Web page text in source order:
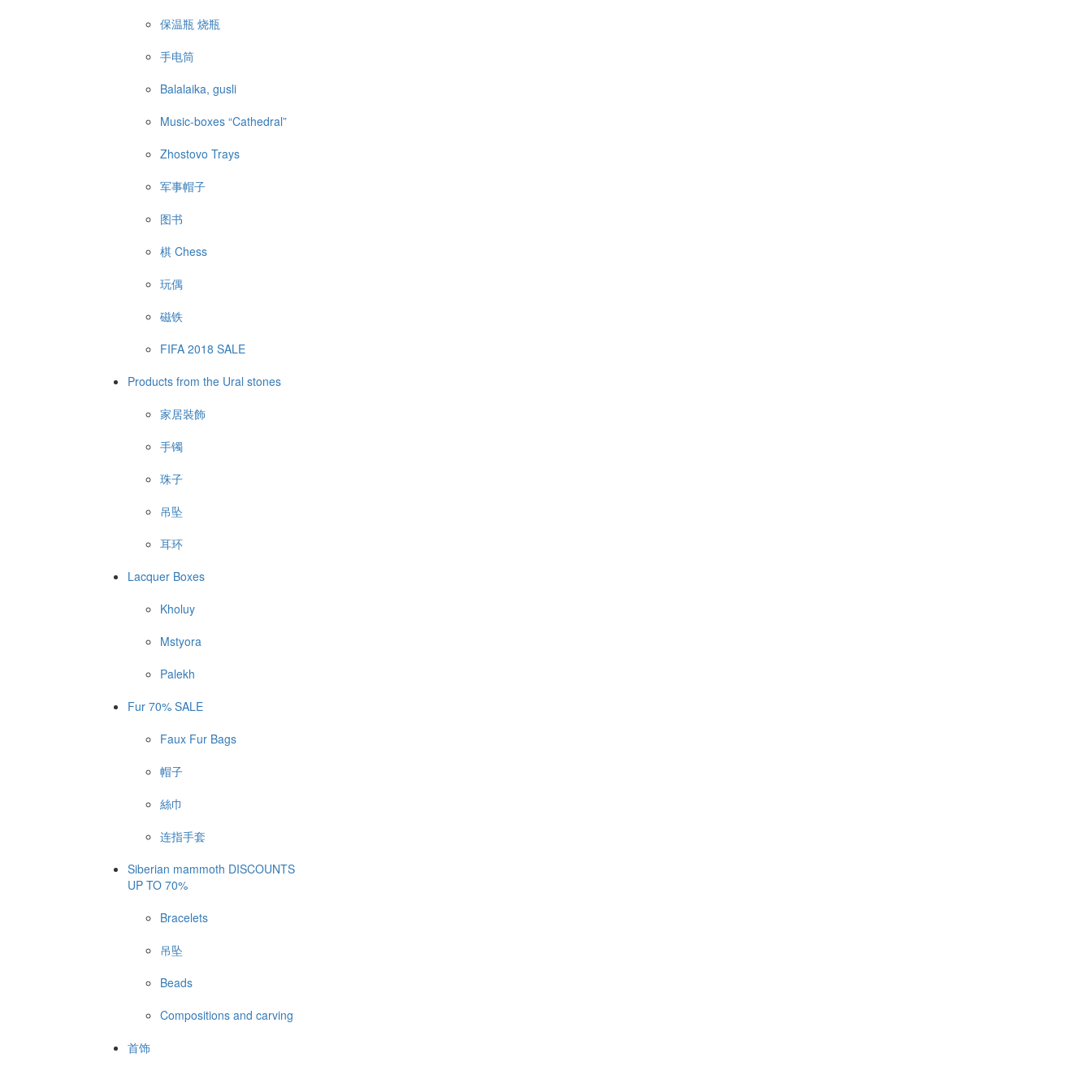
保温瓶 烧瓶
手电筒
Balalaika, gusli
Music-boxes “Cathedral”
Zhostovo Trays
军事帽子
图书
棋 Chess
玩偶
磁铁
FIFA 2018 SALE
Products from the Ural stones
家居裝飾
手镯
珠子
吊坠
耳环
Lacquer Boxes
Kholuy
Mstyora
Palekh
Fur 70% SALE
Faux Fur Bags
帽子
絲巾
连指手套
Siberian mammoth DISCOUNTS
UP TO 70%
Bracelets
吊坠
Beads
Compositions and carving
首饰